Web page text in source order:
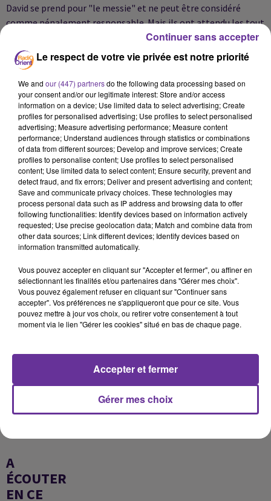
David se prend pour "le messie" et ne peut être considéré
comme pénalement responsable. Mais ils ont attendu les tout
derniers jours des audiences pour produire un document à
l'appui de leurs dires. Le tribunal a accepté en exprimant sa
réprobation devant le procédé tout en reportant jusqu'à
présent son jugement en attendant un avis psychiatrique
indépendant. AFP
LA PLAYLIST
18h27
18h27 18h24
18h24
Lkhayal 2025
18h21
18h21
A
ÉCOUTER
EN CE
Le respect de votre vie privée est notre priorité
We and our (447) partnersdo the following data processing based on
your consent and/or our legitimate interest: Store and/or access
information on a device; Use limited data to select advertising; Create
profiles for personalised advertising; Use profiles to select personalised
advertising; Measure advertising performance; Measure content
performance; Understand audiences through statistics or combinations
of data from different sources; Develop and improve services; Create
profiles to personalise content; Use profiles to select personalised
content; Use limited data to select content; Ensure security, prevent and
detect fraud, and fix errors; Deliver and present advertising and content;
Save and communicate privacy choices. These technologies may
process personal data such as IP address and browsing data to offer
following functionalities: Identify devices based on information actively
requested; Use precise geolocation data; Match and combine data from
other data sources; Link different devices; Identify devices based on
information transmitted automatically.
Vous pouvez accepter en cliquant sur "Accepter et fermer", ou affiner en
sélectionnant les finalités et/ou partenaires dans "Gérer mes choix".
Vous pouvez également refuser en cliquant sur "Continuer sans
accepter". Vos préférences ne s'appliqueront que pour ce site. Vous
pouvez mettre à jour vos choix, ou retirer votre consentement à tout
moment via le lien "Gérer les cookies" situé en bas de chaque page.
Gérer mes choix
Accepter et fermer
Continuer sans accepter